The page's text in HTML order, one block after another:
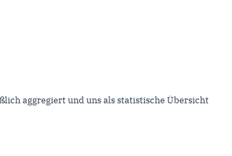
aggregiert und uns als statistische Übersicht